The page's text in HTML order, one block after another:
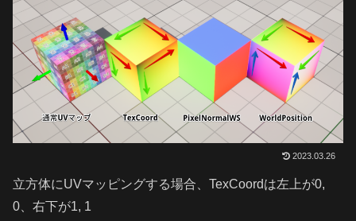
2023.03.26
立方体にUVマッピングする場合、TexCoordは左上が0,
0、右下が1, 1